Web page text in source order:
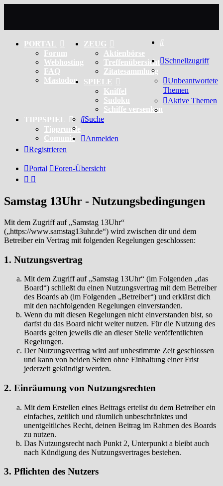
PORTAL
Forum
Webhosting
FAQ
Mastodon
ZEUG
Aktienbörse
Treffenübersicht
Zitatesammlung
SPIELE
Kniffel
Sudoku
Schiffe versenken
TIPPSPIEL
Tipprunde
Comunio
Schnellzugriff
Unbeantwortete
Themen
Aktive Themen
Suche
Anmelden
Registrieren
Portal Foren-Übersicht
Samstag 13Uhr - Nutzungsbedingungen
Mit dem Zugriff auf „Samstag 13Uhr“
(„https://www.samstag13uhr.de“) wird zwischen dir und dem
Betreiber ein Vertrag mit folgenden Regelungen geschlossen:
1. Nutzungsvertrag
Mit dem Zugriff auf „Samstag 13Uhr“ (im Folgenden „das
Board“) schließt du einen Nutzungsvertrag mit dem Betreiber
des Boards ab (im Folgenden „Betreiber“) und erklärst dich
mit den nachfolgenden Regelungen einverstanden.
Wenn du mit diesen Regelungen nicht einverstanden bist, so
darfst du das Board nicht weiter nutzen. Für die Nutzung des
Boards gelten jeweils die an dieser Stelle veröffentlichten
Regelungen.
Der Nutzungsvertrag wird auf unbestimmte Zeit geschlossen
und kann von beiden Seiten ohne Einhaltung einer Frist
jederzeit gekündigt werden.
2. Einräumung von Nutzungsrechten
Mit dem Erstellen eines Beitrags erteilst du dem Betreiber ein
einfaches, zeitlich und räumlich unbeschränktes und
unentgeltliches Recht, deinen Beitrag im Rahmen des Boards
zu nutzen.
Das Nutzungsrecht nach Punkt 2, Unterpunkt a bleibt auch
nach Kündigung des Nutzungsvertrages bestehen.
3. Pflichten des Nutzers